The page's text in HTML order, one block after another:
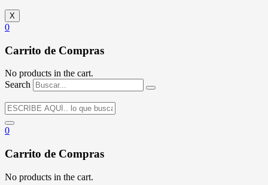
X
0
Carrito de Compras
No products in the cart.
Search
0
Carrito de Compras
No products in the cart.